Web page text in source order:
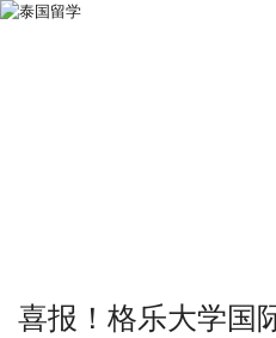
喜报！格乐大学国